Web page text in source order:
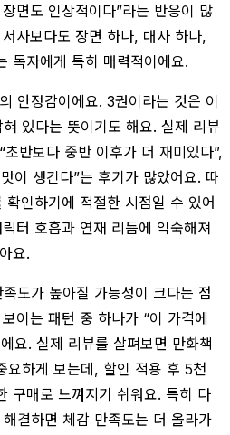
면도 인상적이다”라는 반응이 많
사보다도 장면 하나, 대사 하나,
독자에게 특히 매력적이에요.
안정감이에요. 3권이라는 것은 이
있다는 뜻이기도 해요. 실제 리뷰
반보다 중반 이후가 더 재미있다”,
이 생긴다”는 후기가 많았어요. 따
인하기에 적절한 시점일 수 있어
터 호흡과 연재 리듬에 익숙해져
요.
도가 높아질 가능성이 크다는 점
이는 패턴 중 하나가 “이 가격에
요. 실제 리뷰를 살펴보면 만화책
요하게 보는데, 할인 적용 후 5천
구매로 느껴지기 쉬워요. 특히 다
결하면 체감 만족도는 더 올라가